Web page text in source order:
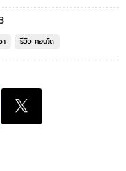
า รีวิว คอนโด